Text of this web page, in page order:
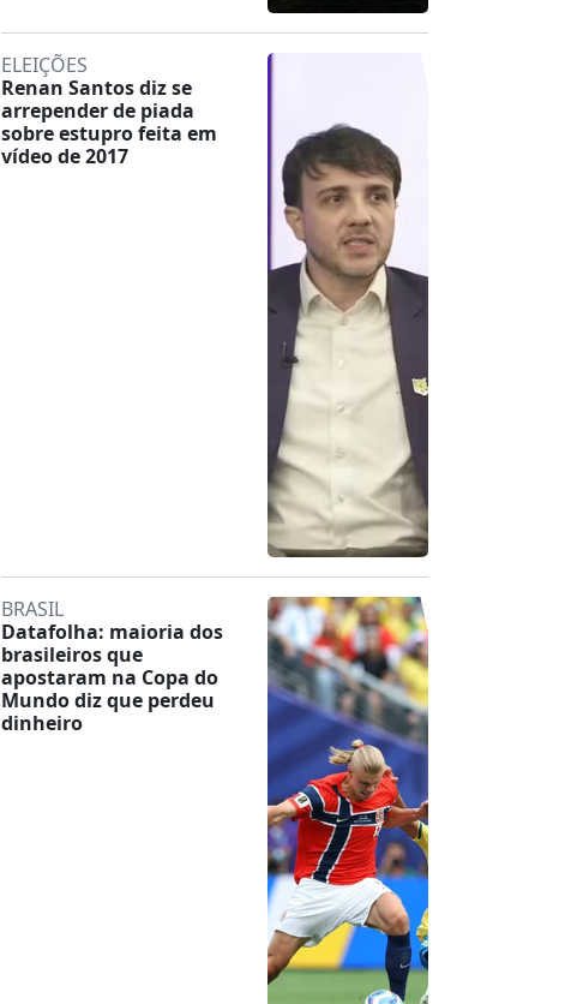
ELEIÇÕES
Renan Santos diz se
arrepender de piada
sobre estupro feita em
vídeo de 2017
BRASIL
Datafolha: maioria dos
brasileiros que
apostaram na Copa do
Mundo diz que perdeu
dinheiro